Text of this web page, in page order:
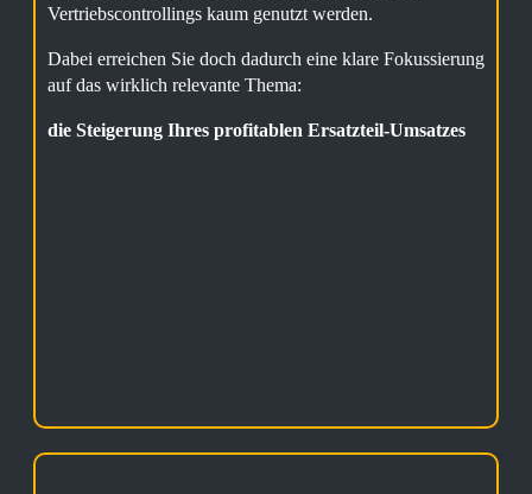
Vertriebscontrollings kaum genutzt werden.
Dabei erreichen Sie doch dadurch eine klare Fokussierung
auf das wirklich relevante Thema:
die Steigerung Ihres profitablen Ersatzteil-Umsatzes